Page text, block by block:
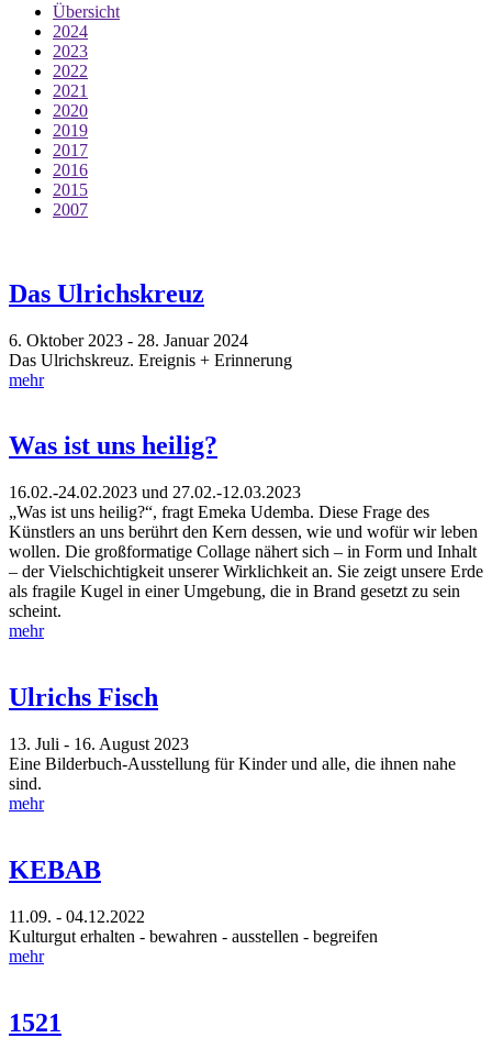
Übersicht
2024
2023
2022
2021
2020
2019
2017
2016
2015
2007
Das Ulrichskreuz
6. Oktober 2023 - 28. Januar 2024
Das Ulrichskreuz. Ereignis + Erinnerung
mehr
Was ist uns heilig?
16.02.-24.02.2023 und 27.02.-12.03.2023
„Was ist uns heilig?“, fragt Emeka Udemba. Diese Frage des
Künstlers an uns berührt den Kern dessen, wie und wofür wir leben
wollen. Die großformatige Collage nähert sich – in Form und Inhalt
– der Vielschichtigkeit unserer Wirklichkeit an. Sie zeigt unsere Erde
als fragile Kugel in einer Umgebung, die in Brand gesetzt zu sein
scheint.
mehr
Ulrichs Fisch
13. Juli - 16. August 2023
Eine Bilderbuch-Ausstellung für Kinder und alle, die ihnen nahe
sind.
mehr
KEBAB
11.09. - 04.12.2022
Kulturgut erhalten - bewahren - ausstellen - begreifen
mehr
1521